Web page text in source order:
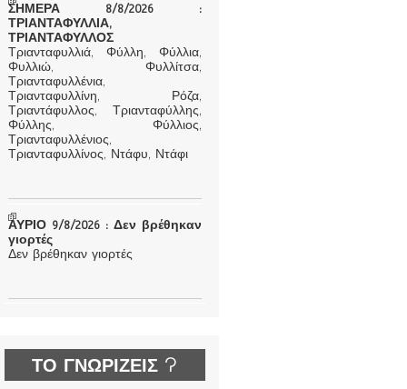
ΣΗΜΕΡΑ 8/8/2026 :
ΤΡΙΑΝΤΑΦΥΛΛΙΑ,
ΤΡΙΑΝΤΑΦΥΛΛΟΣ
Τριανταφυλλιά, Φύλλη, Φύλλια,
Φυλλιώ, Φυλλίτσα,
Τριανταφυλλένια,
Τριανταφυλλίνη, Ρόζα,
Τριαντάφυλλος, Τριανταφύλλης,
Φύλλης, Φύλλιος,
Τριανταφυλλένιος,
Τριανταφυλλίνος, Ντάφυ, Ντάφι
ΑΥΡΙΟ 9/8/2026 : Δεν βρέθηκαν
γιορτές
Δεν βρέθηκαν γιορτές
ΤΟ ΓΝΩΡΙΖΕΙΣ ?